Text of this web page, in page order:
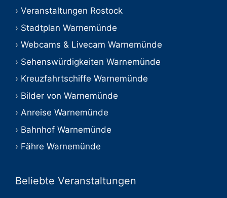
Veranstaltungen Rostock
Stadtplan Warnemünde
Webcams & Livecam Warnemünde
Sehenswürdigkeiten Warnemünde
Kreuzfahrtschiffe Warnemünde
Bilder von Warnemünde
Anreise Warnemünde
Bahnhof Warnemünde
Fähre Warnemünde
Beliebte Veranstaltungen